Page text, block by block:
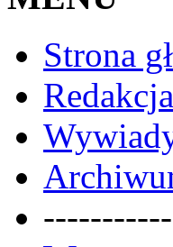
Strona
Redakcja